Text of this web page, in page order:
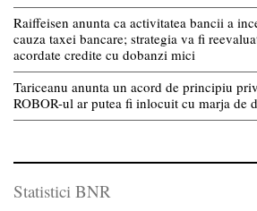
Raiffeisen anunta ca activitatea bancii a
cauza taxei bancare; strategia va fi
acordate credite cu dobanzi mici
Tariceanu anunta un acord de principiu
ROBOR-ul ar putea fi inlocuit cu marja de
Statistici BNR